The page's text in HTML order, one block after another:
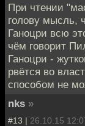
При чтении
голову мысль,
Ганоцри всю
чём говорит
Ганоцри -
рвётся во
способом не
nks »
#13 | 26.10.15